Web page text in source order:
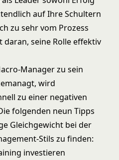
auf Ihre Schultern
zu sehr vom Prozess
seine Rolle effektiv
Manager zu sein
wird
zu einer negativen
folgenden neun Tipps
Gleichgewicht bei der
Stils zu finden:
investieren